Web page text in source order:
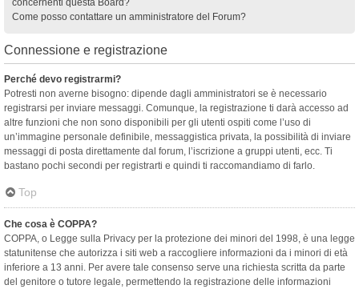
concernenti questa Board?
Come posso contattare un amministratore del Forum?
Connessione e registrazione
Perché devo registrarmi?
Potresti non averne bisogno: dipende dagli amministratori se è necessario
registrarsi per inviare messaggi. Comunque, la registrazione ti darà accesso ad
altre funzioni che non sono disponibili per gli utenti ospiti come l’uso di
un’immagine personale definibile, messaggistica privata, la possibilità di inviare
messaggi di posta direttamente dal forum, l’iscrizione a gruppi utenti, ecc. Ti
bastano pochi secondi per registrarti e quindi ti raccomandiamo di farlo.
Top
Che cosa è COPPA?
COPPA, o Legge sulla Privacy per la protezione dei minori del 1998, è una legge
statunitense che autorizza i siti web a raccogliere informazioni da i minori di età
inferiore a 13 anni. Per avere tale consenso serve una richiesta scritta da parte
del genitore o tutore legale, permettendo la registrazione delle informazioni